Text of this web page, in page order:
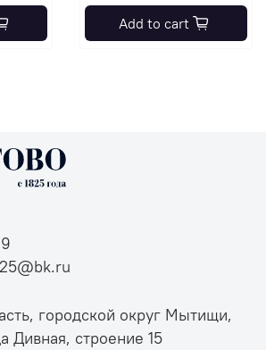
Add to cart
городской округ Мытищи,
Дивная, строение 15